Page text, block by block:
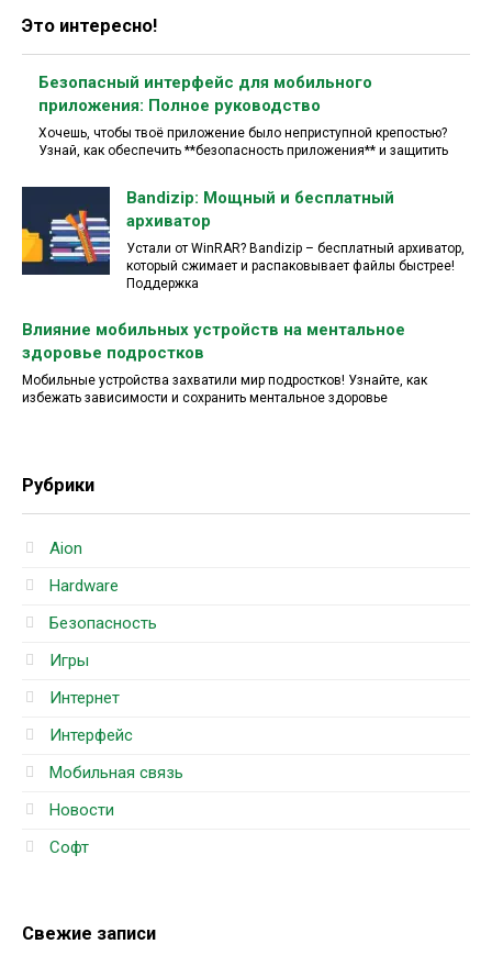
Это интересно!
Безопасный интерфейс для мобильного
приложения: Полное руководство
Хочешь, чтобы твоё приложение было неприступной крепостью?
Узнай, как обеспечить **безопасность приложения** и защитить
Bandizip: Мощный и бесплатный
архиватор
Устали от WinRAR? Bandizip – бесплатный архиватор,
который сжимает и распаковывает файлы быстрее!
Поддержка
Влияние мобильных устройств на ментальное
здоровье подростков
Мобильные устройства захватили мир подростков! Узнайте, как
избежать зависимости и сохранить ментальное здоровье
Рубрики
Aion
Hardware
Безопасность
Игры
Интернет
Интерфейс
Мобильная связь
Новости
Софт
Свежие записи